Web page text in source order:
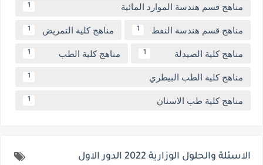
مناهج قسم هندسة الموارد المائية 1
مناهج قسم هندسة النفط 1 مناهج كلية التمريض 1
مناهج كلية الصيدلة 1 مناهج كلية الطب 1
مناهج كلية الطب البيطري 1
مناهج كلية طب الاسنان 1
الاسئلة والحلول الوزارية 2022 الدور الاول